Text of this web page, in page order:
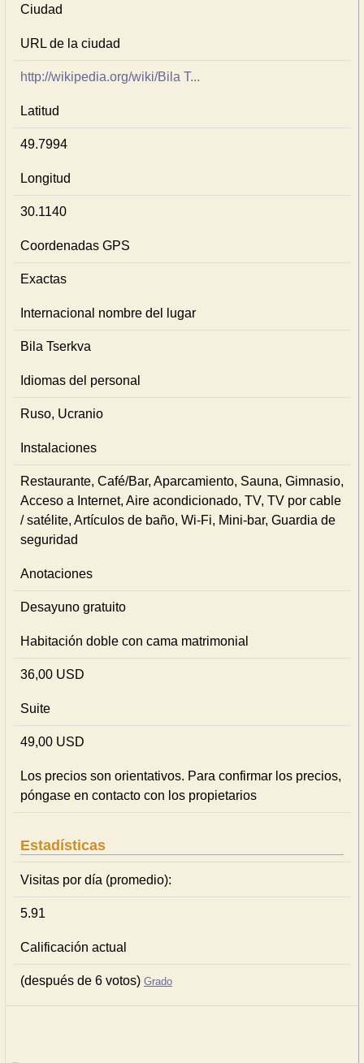
Ciudad
URL de la ciudad
http://wikipedia.org/wiki/Bila T...
Latitud
49.7994
Longitud
30.1140
Coordenadas GPS
Exactas
Internacional nombre del lugar
Bila Tserkva
Idiomas del personal
Ruso, Ucranio
Instalaciones
Restaurante, Café/Bar, Aparcamiento, Sauna, Gimnasio,
Acceso a Internet, Aire acondicionado, TV, TV por cable
/ satélite, Artículos de baño, Wi-Fi, Mini-bar, Guardia de
seguridad
Anotaciones
Desayuno gratuito
Habitación doble con cama matrimonial
36,00 USD
Suite
49,00 USD
Los precios son orientativos. Para confirmar los precios,
póngase en contacto con los propietarios
Estadísticas
Visitas por día (promedio):
5.91
Calificación actual
(después de 6 votos) Grado